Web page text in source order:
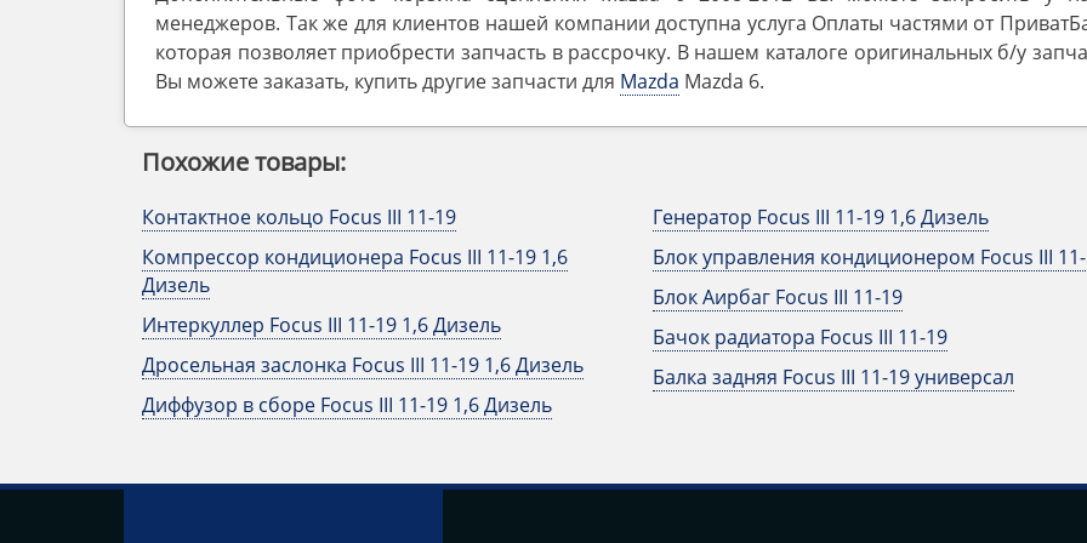
менеджеров. Так же для клиентов нашей компании доступна услуга Оплаты частями от
которая позволяет приобрести запчасть в рассрочку. В нашем каталоге оригинальных б/у
Вы можете заказать, купить другие запчасти для Mazda Mazda 6.
Похожие товары:
Контактное кольцо Focus III 11-19
Компрессор кондиционера Focus III 11-19 1,6
Дизель
Интеркуллер Focus III 11-19 1,6 Дизель
Дросельная заслонка Focus III 11-19 1,6 Дизель
Диффузор в сборе Focus III 11-19 1,6 Дизель
Генератор Focus III 11-19 1,6 Дизель
Блок управления кондиционером Focus III
Блок Аирбаг Focus III 11-19
Бачок радиатора Focus III 11-19
Балка задняя Focus III 11-19 универсал